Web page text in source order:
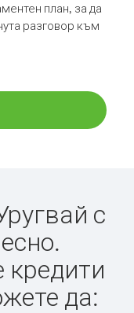
план, за да
разговор към
с
кредити
да: